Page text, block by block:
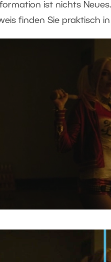
ist nichts
finden Sie praktisch